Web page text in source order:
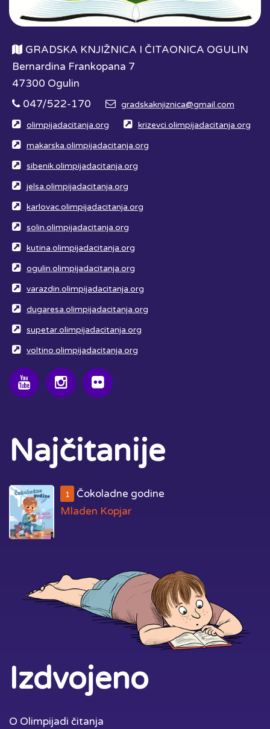
GRADSKA KNJIŽNICA I ČITAONICA OGULIN
Bernardina Frankopana 7
47300 Ogulin
047/522-170
gradskaknjiznica@gmail.com
olimpijadacitanja.org krizevci.olimpijadacitanja.org
makarska.olimpijadacitanja.org
sibenik.olimpijadacitanja.org
jelsa.olimpijadacitanja.org
karlovac.olimpijadacitanja.org
solin.olimpijadacitanja.org
kutina.olimpijadacitanja.org
ogulin.olimpijadacitanja.org
varazdin.olimpijadacitanja.org
dugaresa.olimpijadacitanja.org
supetar.olimpijadacitanja.org
voltino.olimpijadacitanja.org
Najčitanije
1
Čokoladne godine
Mladen Kopjar
Izdvojeno
O Olimpijadi čitanja